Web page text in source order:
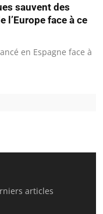
sauvent des
l’Europe face à ce
en Espagne face à
articles